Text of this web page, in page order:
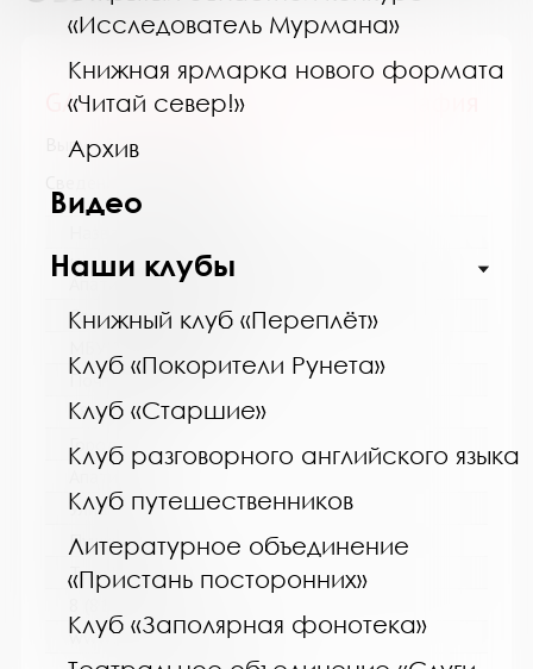
«Исследователь Мурмана»
Книжная ярмарка нового формата
«Читай север!»
Архив
Видео
Наши клубы
Книжный клуб «Переплёт»
Клуб «Покорители Рунета»
Клуб «Старшие»
Клуб разговорного английского языка
Клуб путешественников
Литературное объединение
«Пристань посторонних»
Клуб «Заполярная фонотека»
GALA Биография / ГАЛА Биография
Выпуск №2 от 2014 года
Централизованная библиотечная система г.
Апатиты
Сокращенное название:
Почтовый индекс:
184211
Город:
Апатиты
Улица, дом:
Пушкина, 4
Телефон:
www: